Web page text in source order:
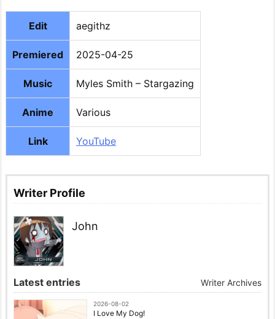
Edit aegithz
Premiered 2025-04-25
Music Myles Smith – Stargazing
Anime Various
Link YouTube
Writer Profile
John
Latest entries Writer Archives
2026-08-02
I Love My Dog!